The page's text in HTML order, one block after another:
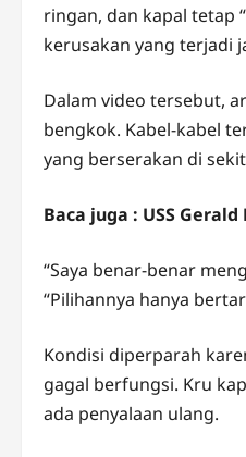
ringan, dan kapal tetap
kerusakan yang terjadi
Dalam video tersebut,
bengkok. Kabel-kabel
yang berserakan di
Baca juga : USS
“Saya benar-benar
“Pilihannya hanya
Kondisi diperparah
gagal berfungsi. Kru
ada penyalaan ulang.